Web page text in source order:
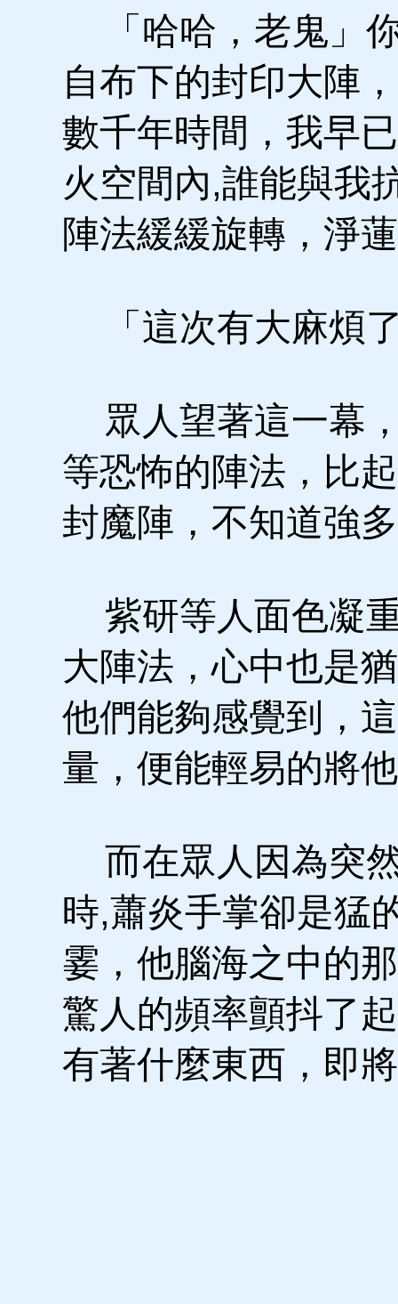
「哈哈，老鬼」
自布下的封印大陣
數千年時間，我早
火空間內,誰能與我
陣法緩緩旋轉，淨
「這次有大麻煩
眾人望著這一幕
等恐怖的陣法，比
封魔陣，不知道強
紫研等人面色凝
大陣法，心中也是
他們能夠感覺到，
量，便能輕易的將
而在眾人因為突
時,蕭炎手掌卻是猛
霎，他腦海之中的
驚人的頻率顫抖了
有著什麼東西，即